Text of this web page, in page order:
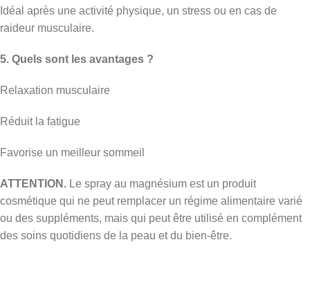
Idéal après une activité physique, un stress ou en cas de
raideur musculaire.
5. Quels sont les avantages ?
Relaxation musculaire
Réduit la fatigue
Favorise un meilleur sommeil
ATTENTION. Le spray au magnésium est un produit
cosmétique qui ne peut remplacer un régime alimentaire varié
ou des suppléments, mais qui peut être utilisé en complément
des soins quotidiens de la peau et du bien-être.